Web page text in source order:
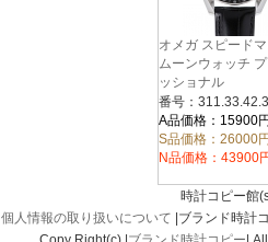
オメガ スピード
ムーンウォッチ
ッショナル
ック
A品価格：15900円
S品価格：26000円
N品価格：43900
時計コピー館
個人情報の取り扱いについて |ブランド時計